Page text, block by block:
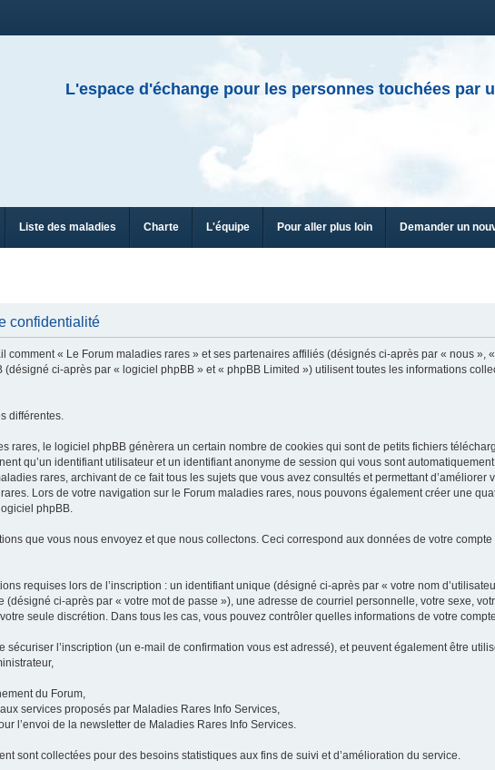
L'espace d'échange pour les personnes touchées par
Liste des maladies Charte L'équipe Pour aller plus loin Demander un
confidentialité
« Le Forum maladies rares » et ses partenaires affiliés (désignés ci-après par « nous »,
ci-après par « logiciel phpBB » et « phpBB Limited ») utilisent toutes les informations
différentes.
rares, le logiciel phpBB génèrera un certain nombre de cookies qui sont de petits fichiers
qu’un identifiant utilisateur et un identifiant anonyme de session qui vous sont
rares, archivant de ce fait tous les sujets que vous avez consultés et permettant
Lors de votre navigation sur le Forum maladies rares, nous pouvons également créer une
phpBB.
que vous nous envoyez et que nous collectons. Ceci correspond aux données de votre
requises lors de l’inscription : un identifiant unique (désigné ci-après par « votre nom
(désigné ci-après par « votre mot de passe »), une adresse de courriel personnelle, votre sexe,
seule discrétion. Dans tous les cas, vous pouvez contrôler quelles informations de votre
sécuriser l’inscription (un e-mail de confirmation vous est adressé), et peuvent également être
du Forum,
services proposés par Maladies Rares Info Services,
l’envoi de la newsletter de Maladies Rares Info Services.
sont collectées pour des besoins statistiques aux fins de suivi et d’amélioration du service.